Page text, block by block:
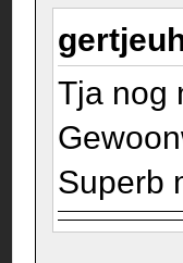
Tja nog
Superb